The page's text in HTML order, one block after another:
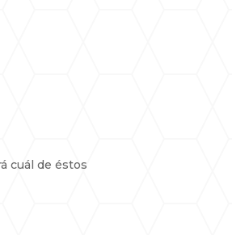
cuál de éstos